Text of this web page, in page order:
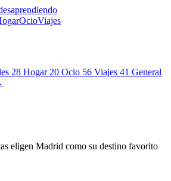
OcioViajes
28 Hogar 20 Ocio 56 Viajes 41 General
eligen Madrid como su destino favorito